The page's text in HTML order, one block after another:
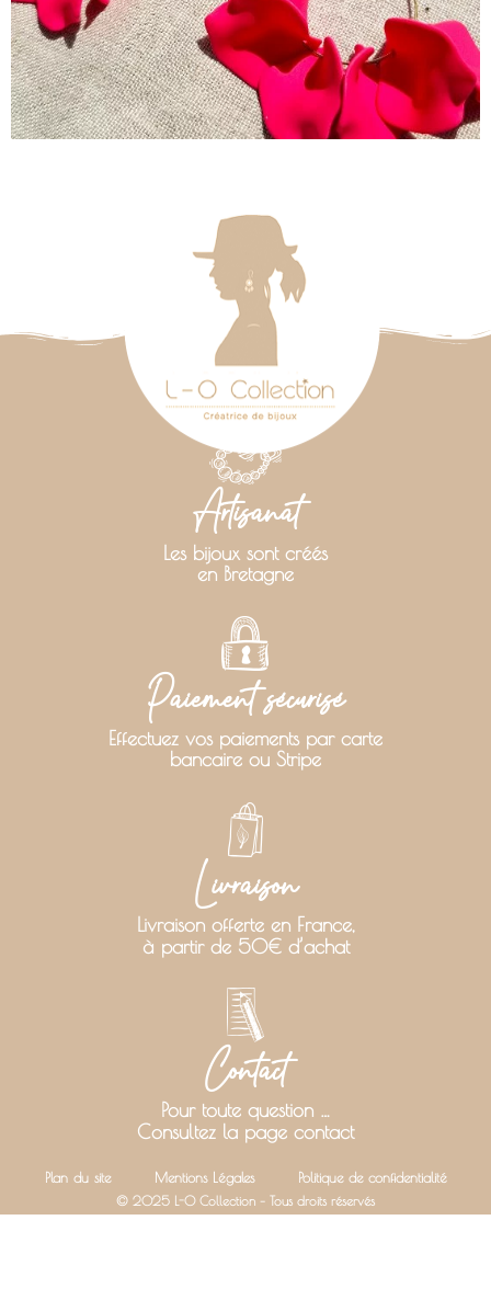
Artisanat
Les bijoux sont créés
en Bretagne
Paiement sécurisé
Effectuez vos paiements par carte
bancaire ou Stripe
Livraison
Livraison offerte en France,
à partir de 50€ d’achat
Contact
Pour toute question …
Consultez la page contact
Plan du site Mentions Légales Politique de confidentialité
© 2025 L-O Collection – Tous droits réservés